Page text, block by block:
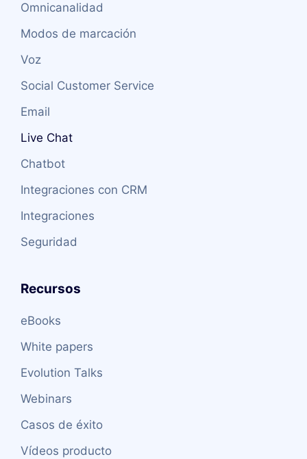
Omnicanalidad
Modos de marcación
Voz
Social Customer Service
Email
Live Chat
Chatbot
Integraciones con CRM
Integraciones
Seguridad
Recursos
eBooks
White papers
Evolution Talks
Webinars
Casos de éxito
Vídeos producto